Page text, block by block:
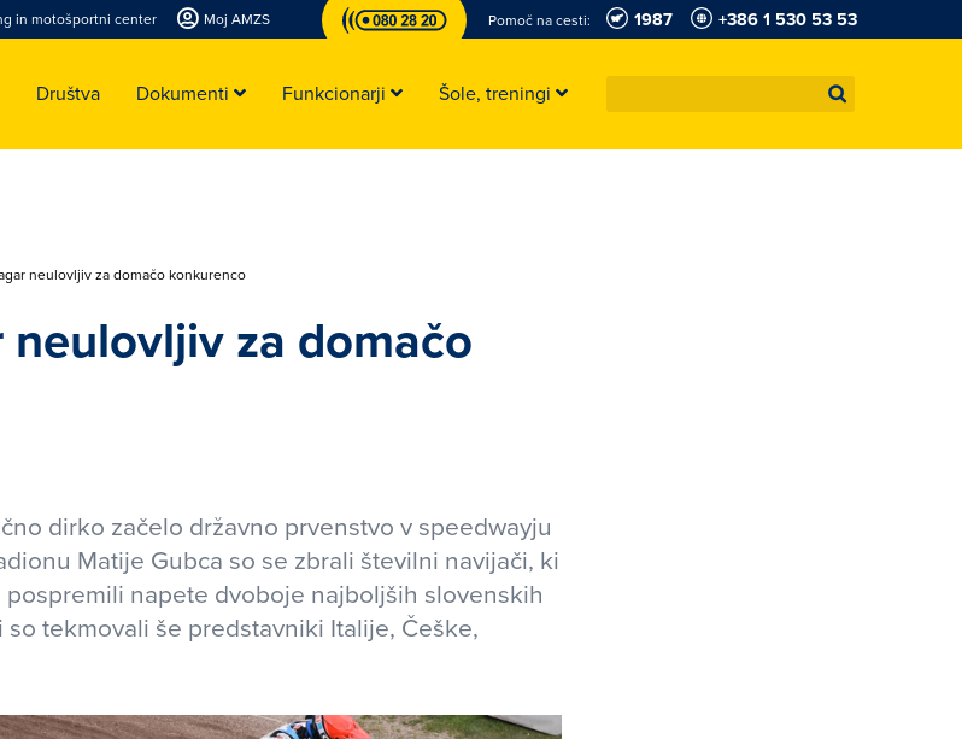
in motošportni center Moj AMZS Pomoč na cesti: 1987 +386 1 530 53 53
Društva Dokumenti Funkcionarji Šole, treningi
neulovljiv za domačo konkurenco
za domačo
dirko začelo državno prvenstvo v speedwayju
Matije Gubca so se zbrali številni navijači, ki
napete dvoboje najboljših slovenskih
tekmovali še predstavniki Italije, Češke,